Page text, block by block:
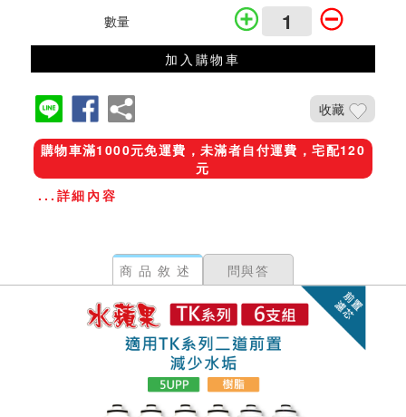
數量
加入購物車
收藏
購物車滿1000元免運費，未滿者自付運費，宅配120
元
...詳細內容
商品敘述 問與答